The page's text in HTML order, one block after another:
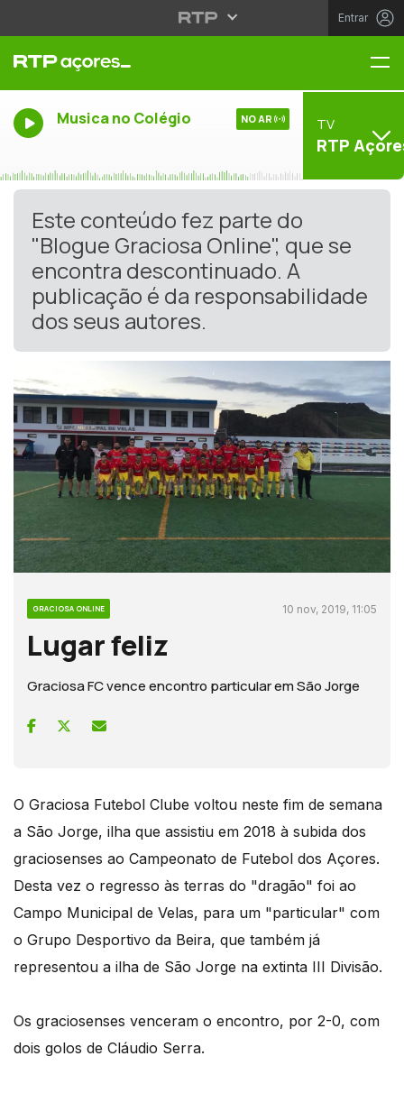
Entrar
Musica no Colégio NO AR TV
RTP
Este conteúdo fez parte do
"Blogue Graciosa Online", que se
encontra descontinuado. A
publicação é da responsabilidade
dos seus autores.
GRACIOSA ONLINE 10 nov, 2019, 11:05
Lugar feliz
Graciosa FC vence encontro particular em São Jorge
O Graciosa Futebol Clube voltou neste fim de semana
a São Jorge, ilha que assistiu em 2018 à subida dos
graciosenses ao Campeonato de Futebol dos Açores.
Desta vez o regresso às terras do "dragão" foi ao
Campo Municipal de Velas, para um "particular" com
o Grupo Desportivo da Beira, que também já
representou a ilha de São Jorge na extinta III Divisão.
Os graciosenses venceram o encontro, por 2-0, com
dois golos de Cláudio Serra.